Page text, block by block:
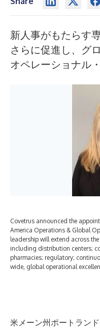
新人事がもたらす
さらに促進し、グ
オペレーショナル
Covetrus announced the
America Operations & Global
leadership will extend across
including distribution centers;
pharmacies; regulatory;
wide, global operational
米メーン州ポートラン